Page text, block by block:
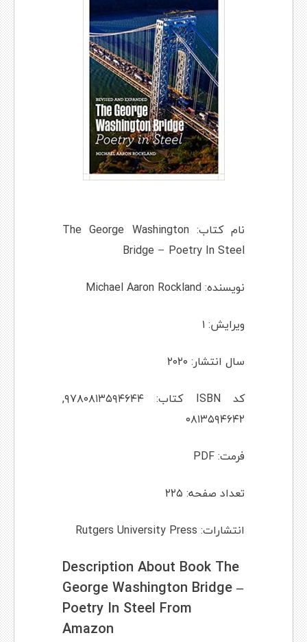
نام کتاب: The George Washington
Bridge – Poetry In Steel
نویسنده: Michael Aaron Rockland
ویرایش: ۱
سال انتشار: ۲۰۲۰
کد ISBN کتاب: ۹۷۸۰۸۱۳۵۹۴۶۴۴,
۰۸۱۳۵۹۴۶۴۲
فرمت: PDF
تعداد صفحه: ۲۲۵
انتشارات: Rutgers University Press
Description About Book The
George Washington Bridge –
Poetry In Steel From
Amazon